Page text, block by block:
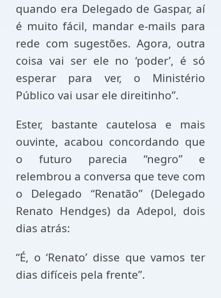
quando era Delegado de Gaspar, aí
é muito fácil, mandar e-mails para
rede com sugestões. Agora, outra
coisa vai ser ele no ‘poder’, é só
esperar para ver, o Ministério
Público vai usar ele direitinho”.
Ester, bastante cautelosa e mais
ouvinte, acabou concordando que
o futuro parecia “negro” e
relembrou a conversa que teve com
o Delegado “Renatão” (Delegado
Renato Hendges) da Adepol, dois
dias atrás:
“É, o ‘Renato’ disse que vamos ter
dias difíceis pela frente”.